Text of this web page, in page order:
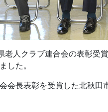
老人クラブ連合会の表彰受
した。
会長表彰を受賞した北秋